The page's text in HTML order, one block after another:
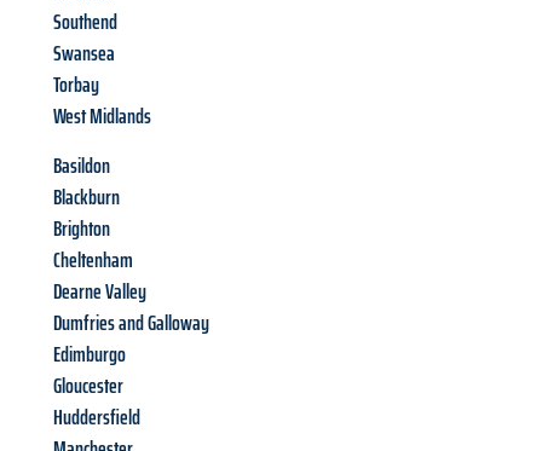
Southend
Swansea
Torbay
West Midlands
Basildon
Blackburn
Brighton
Cheltenham
Dearne Valley
Dumfries and Galloway
Edimburgo
Gloucester
Huddersfield